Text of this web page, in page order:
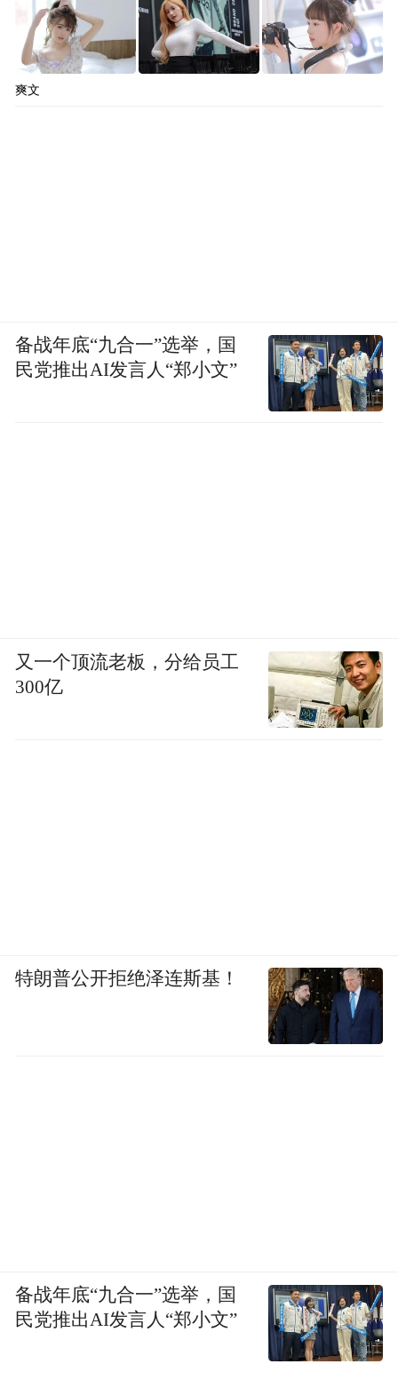
爽文
备战年底“九合一”选举，国
民党推出AI发言人“郑小文”
又一个顶流老板，分给员工
300亿
特朗普公开拒绝泽连斯基！
备战年底“九合一”选举，国
民党推出AI发言人“郑小文”